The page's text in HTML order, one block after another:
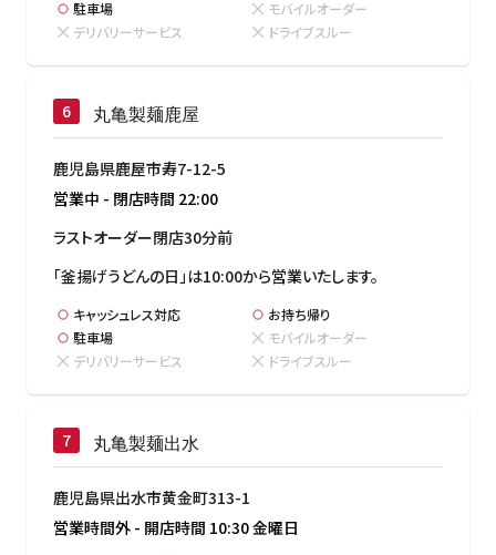
駐車場
モバイルオーダー
デリバリーサービス
ドライブスルー
丸亀製麺鹿屋
鹿児島県鹿屋市寿7-12-5
営業中 - 閉店時間 22:00
ラストオーダー閉店30分前
「釜揚げうどんの日」は10:00から営業いたします。
キャッシュレス対応
お持ち帰り
駐車場
モバイルオーダー
デリバリーサービス
ドライブスルー
丸亀製麺出水
鹿児島県出水市黄金町313-1
営業時間外 - 開店時間 10:30金曜日